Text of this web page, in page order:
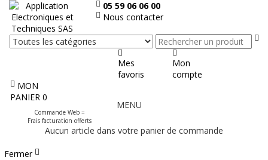
05 59 06 06 00
Nous contacter
Mes
favoris
Mon
compte
MON
PANIER 0
Commande Web =
Frais facturation offerts
le
MENU
Aucun article dans votre panier de commande
Fermer